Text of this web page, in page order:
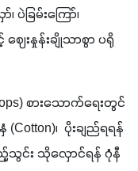
ခြမ်းကြော်၊
ေးနှုန်းချိုသာစွာ ပရို
စားသောက်ရေးတွင်
၊  ပိုးချည်ရရန်